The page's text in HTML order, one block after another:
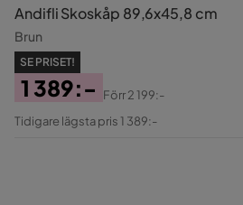
Andifli Skoskåp 89,6x45,8 cm
Brun
SE PRISET!
Pris
1 389:-
Original
Förr2 199:-
Tidigare lägsta pris 1 389:-